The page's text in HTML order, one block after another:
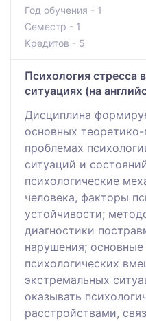
Год обучения - 1
Семестр - 1
Кредитов - 5
Психология стресса
ситуациях (на
Дисциплина
основных
проблемах
ситуаций и
психологические
человека, факторы
устойчивости;
диагностики
нарушения;
психологических
экстремальных
оказывать
расстройствами,